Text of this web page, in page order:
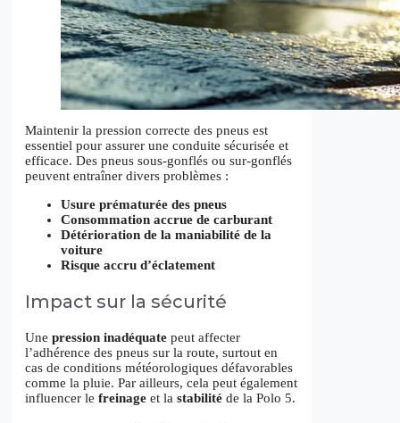
Maintenir la pression correcte des pneus est
essentiel pour assurer une conduite sécurisée et
efficace. Des pneus sous-gonflés ou sur-gonflés
peuvent entraîner divers problèmes :
Usure prématurée des pneus
Consommation accrue de carburant
Détérioration de la maniabilité de la
voiture
Risque accru d’éclatement
Impact sur la sécurité
Une pression inadéquate peut affecter
l’adhérence des pneus sur la route, surtout en
cas de conditions météorologiques défavorables
comme la pluie. Par ailleurs, cela peut également
influencer le freinage et la stabilité de la Polo 5.